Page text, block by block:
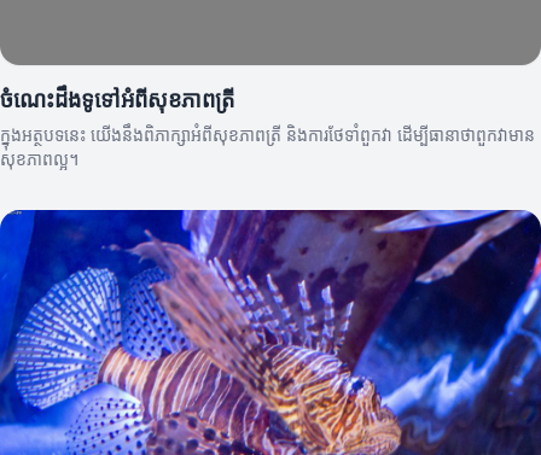
ចំណេះដឹងទូទៅអំពីសុខភាពត្រី
ក្នុងអត្ថបទនេះ យើងនឹងពិភាក្សាអំពីសុខភាពត្រី និងការថែទាំពួកវា ដើម្បីធានាថាពួកវាមាន
សុខភាពល្អ។